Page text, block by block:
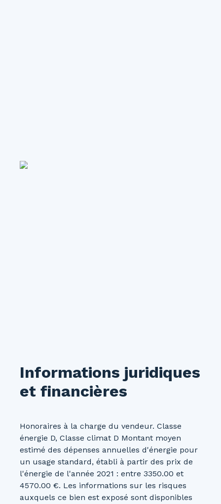
Informations juridiques
et financières
Honoraires à la charge du vendeur. Classe
énergie D, Classe climat D Montant moyen
estimé des dépenses annuelles d'énergie pour
un usage standard, établi à partir des prix de
l'énergie de l'année 2021 : entre 3350.00 et
4570.00 €. Les informations sur les risques
auxquels ce bien est exposé sont disponibles